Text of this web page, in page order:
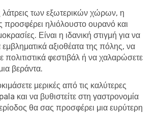
λάτρεις των εξωτερικών χώρων, η
προσφέρει ηλιόλουστο ουρανό και
Είναι η ιδανική στιγμή για να
εμβληματικά αξιοθέατα της πόλης, να
πολιτιστικά φεστιβάλ ή να χαλαρώσετε
βεράντα.
μερικές από τις καλύτερες
και να βυθιστείτε στη γαστρονομία
θα σας προσφέρει μια ευρύτερη